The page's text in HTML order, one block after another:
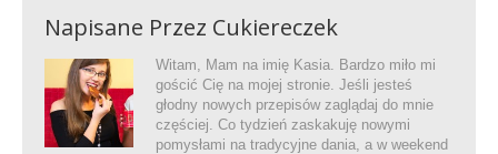
Napisane Przez Cukiereczek
Witam, Mam na imię Kasia. Bardzo miło mi
gościć Cię na mojej stronie. Jeśli jesteś
głodny nowych przepisów zaglądaj do mnie
częściej. Co tydzień zaskakuję nowymi
pomysłami na tradycyjne dania, a w weekend